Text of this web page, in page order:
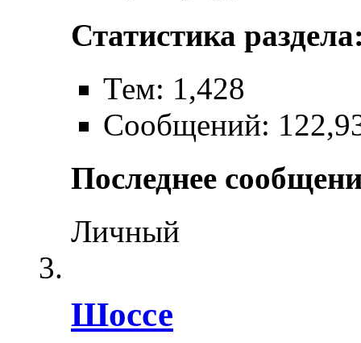
Статистика
Тем: 1,428
Сообщений:
Последнее
Личный
Шоссе